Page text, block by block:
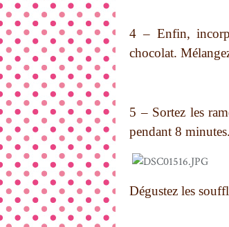
4 – Enfin,
chocolat.
5 – Sortez les
pendant 8 minutes.
Dégustez les